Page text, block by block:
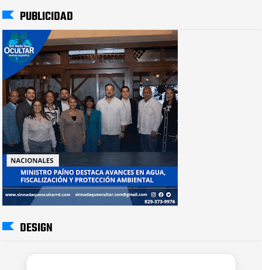
PUBLICIDAD
DESIGN